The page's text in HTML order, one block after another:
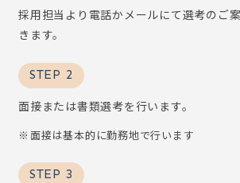
採用担当より電話かメールにて選考のご
きます。
STEP 2
面接または書類選考を行います。
面接は基本的に勤務地で行います
STEP 3